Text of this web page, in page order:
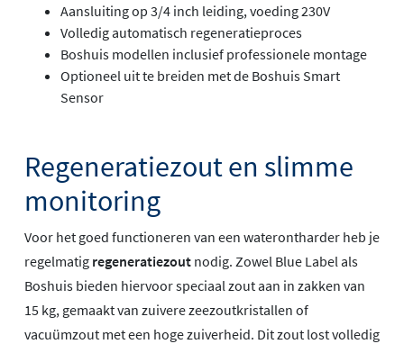
Aansluiting op 3/4 inch leiding, voeding 230V
Volledig automatisch regeneratieproces
Boshuis modellen inclusief professionele montage
Optioneel uit te breiden met de Boshuis Smart
Sensor
Regeneratiezout en slimme
monitoring
Voor het goed functioneren van een waterontharder heb je
regelmatig regeneratiezout nodig. Zowel Blue Label als
Boshuis bieden hiervoor speciaal zout aan in zakken van
15 kg, gemaakt van zuivere zeezoutkristallen of
vacuümzout met een hoge zuiverheid. Dit zout lost volledig